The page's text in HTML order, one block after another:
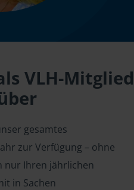
VLH-Mitglied
gesamtes
zur Verfügung – ohne
nur Ihren jährlichen
in Sachen